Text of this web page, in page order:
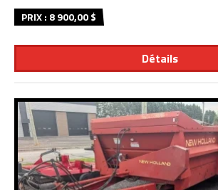
Détails
PRIX : 8 900,00 $